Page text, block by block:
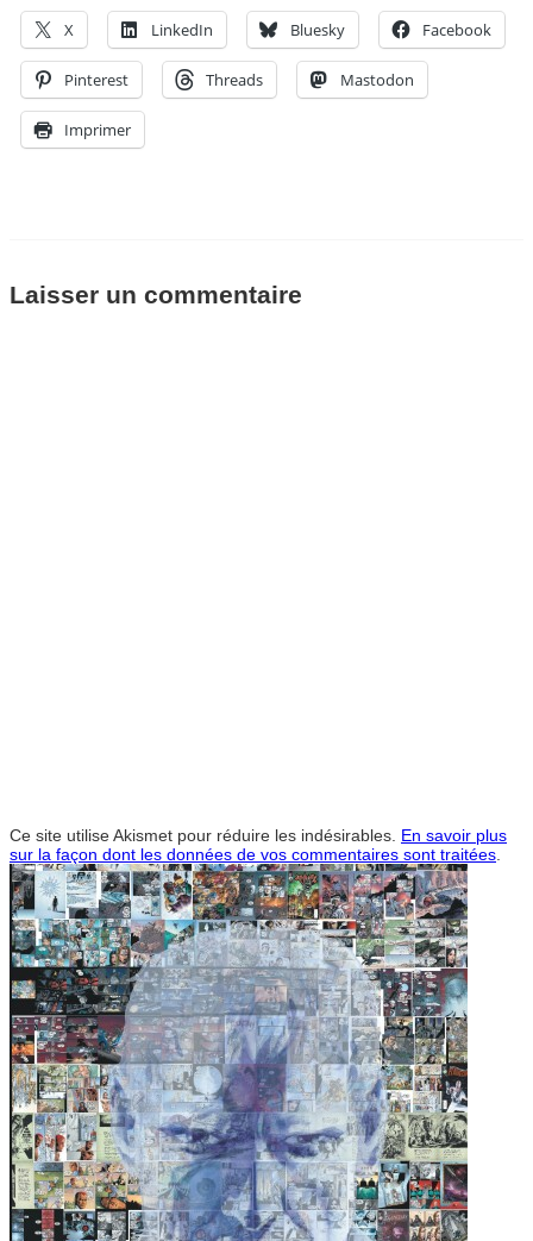
X LinkedIn Bluesky Facebook
Pinterest Threads Mastodon
Imprimer
Laisser un commentaire
Ce site utilise Akismet pour réduire les indésirables. En savoir plus
sur la façon dont les données de vos commentaires sont traitées